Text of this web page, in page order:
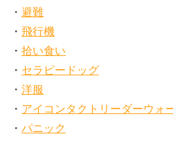
避難
飛行機
拾い食い
セラピードッグ
洋服
アイコンタクトリーダーウォ
パニック